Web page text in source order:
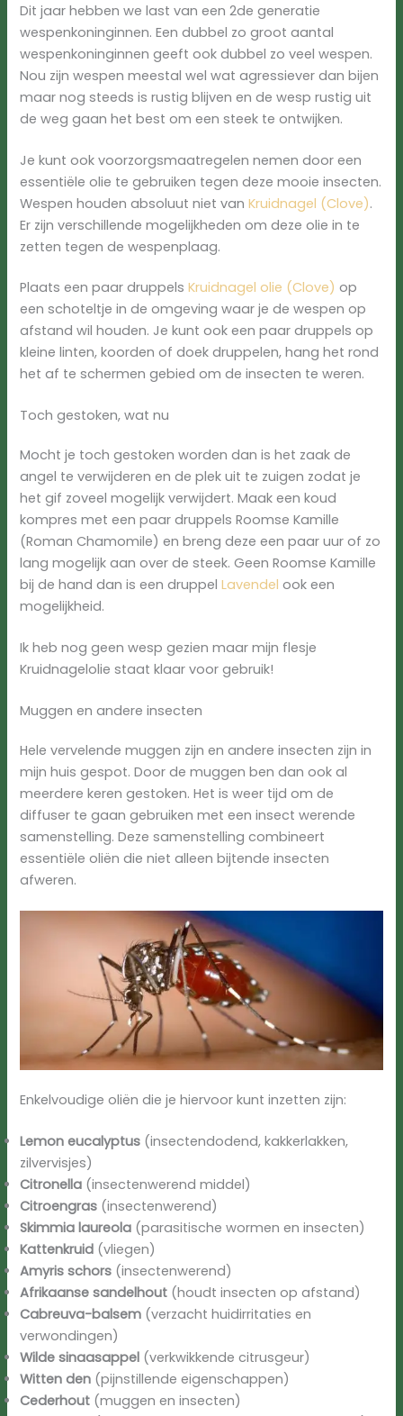
Dit jaar hebben we last van een 2de generatie
wespenkoninginnen. Een dubbel zo groot aantal
wespenkoninginnen geeft ook dubbel zo veel wespen.
Nou zijn wespen meestal wel wat agressiever dan bijen
maar nog steeds is rustig blijven en de wesp rustig uit
de weg gaan het best om een steek te ontwijken.
Je kunt ook voorzorgsmaatregelen nemen door een
essentiële olie te gebruiken tegen deze mooie insecten.
Wespen houden absoluut niet vanKruidnagel (Clove).
Er zijn verschillende mogelijkheden om deze olie in te
zetten tegen de wespenplaag.
Plaats een paar druppelsKruidnagel olie (Clove) op
een schoteltje in de omgeving waar je de wespen op
afstand wil houden. Je kunt ook een paar druppels op
kleine linten, koorden of doek druppelen, hang het rond
het af te schermen gebied om de insecten te weren.
Toch gestoken, wat nu
Mocht je toch gestoken worden dan is het zaak de
angel te verwijderen en de plek uit te zuigen zodat je
het gif zoveel mogelijk verwijdert. Maak een koud
kompres met een paar druppels Roomse Kamille
(Roman Chamomile) en breng deze een paar uur of zo
lang mogelijk aan over de steek. Geen Roomse Kamille
bij de hand dan is een druppelLavendel ook een
mogelijkheid.
Ik heb nog geen wesp gezien maar mijn flesje
Kruidnagelolie staat klaar voor gebruik!
Muggen en andere insecten
Hele vervelende muggen zijn en andere insecten zijn in
mijn huis gespot. Door de muggen ben dan ook al
meerdere keren gestoken. Het is weer tijd om de
diffuser te gaan gebruiken met een insect werende
samenstelling. Deze samenstelling combineert
essentiële oliën die niet alleen bijtende insecten
afweren.
Enkelvoudige oliën die je hiervoor kunt inzetten zijn:
Lemon eucalyptus (insectendodend, kakkerlakken,
zilvervisjes)
Citronella (insectenwerend middel)
Citroengras (insectenwerend)
Skimmia laureola (parasitische wormen en insecten)
Kattenkruid (vliegen)
Amyris schors (insectenwerend)
Afrikaanse sandelhout (houdt insecten op afstand)
Cabreuva-balsem (verzacht huidirritaties en
verwondingen)
Wilde sinaasappel (verkwikkende citrusgeur)
Witten den (pijnstillende eigenschappen)
Cederhout (muggen en insecten)